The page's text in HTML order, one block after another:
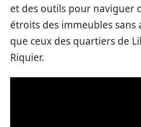
et des outils pour naviguer
étroits des immeubles sans
que ceux des quartiers de
Riquier.